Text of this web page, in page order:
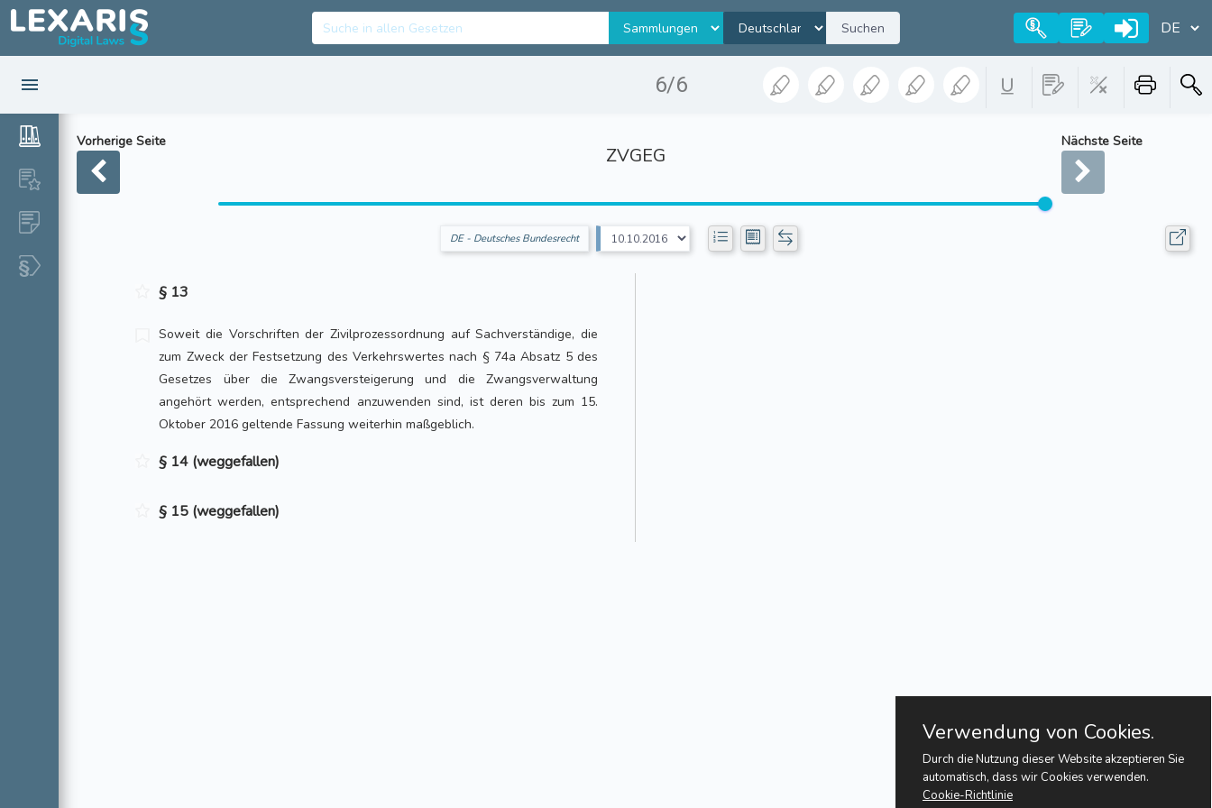
Suchen
6/6
Vorherige Seite
ZVGEG
Nächste Seite
DE - Deutsches Bundesrecht
§ 13
Soweit die Vorschriften der Zivilprozessordnung auf Sachverständige, die
zum Zweck der Festsetzung des Verkehrswertes nach § 74a Absatz 5 des
Gesetzes über die Zwangsversteigerung und die Zwangsverwaltung
angehört werden, entsprechend anzuwenden sind, ist deren bis zum 15.
Oktober 2016 geltende Fassung weiterhin maßgeblich.
§ 14 (weggefallen)
§ 15 (weggefallen)
Verwendung von Cookies.
Durch die Nutzung dieser Website akzeptieren Sie
automatisch, dass wir Cookies verwenden.
Cookie-Richtlinie